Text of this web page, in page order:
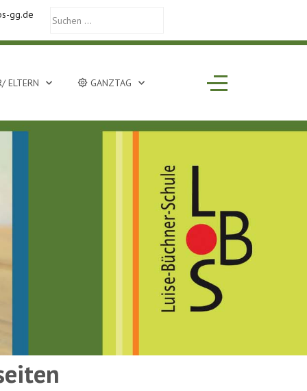
gg.de
ELTERN GANZTAG Off-Canvas Toggle